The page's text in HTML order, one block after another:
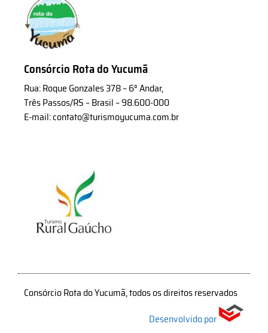
Consórcio Rota do Yucumã
Rua: Roque Gonzales 378 – 6° Andar,
Três Passos/RS – Brasil – 98.600-000
E-mail: contato@turismoyucuma.com.br
Consórcio Rota do Yucumã, todos os direitos reservados
Desenvolvido por